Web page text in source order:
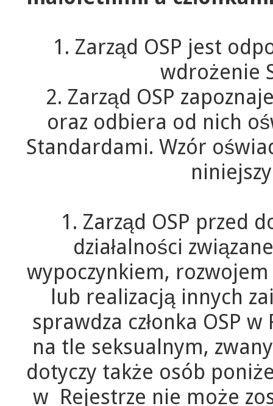
1. Zarząd OSP jest
wdrożenie
2. Zarząd OSP
oraz odbiera od nich
Standardami. Wzór
1. Zarząd OSP przed
działalności
wypoczynkiem,
lub realizacją innych
sprawdza członka OSP
na tle seksualnym,
dotyczy także osób
w Rejestrze nie może